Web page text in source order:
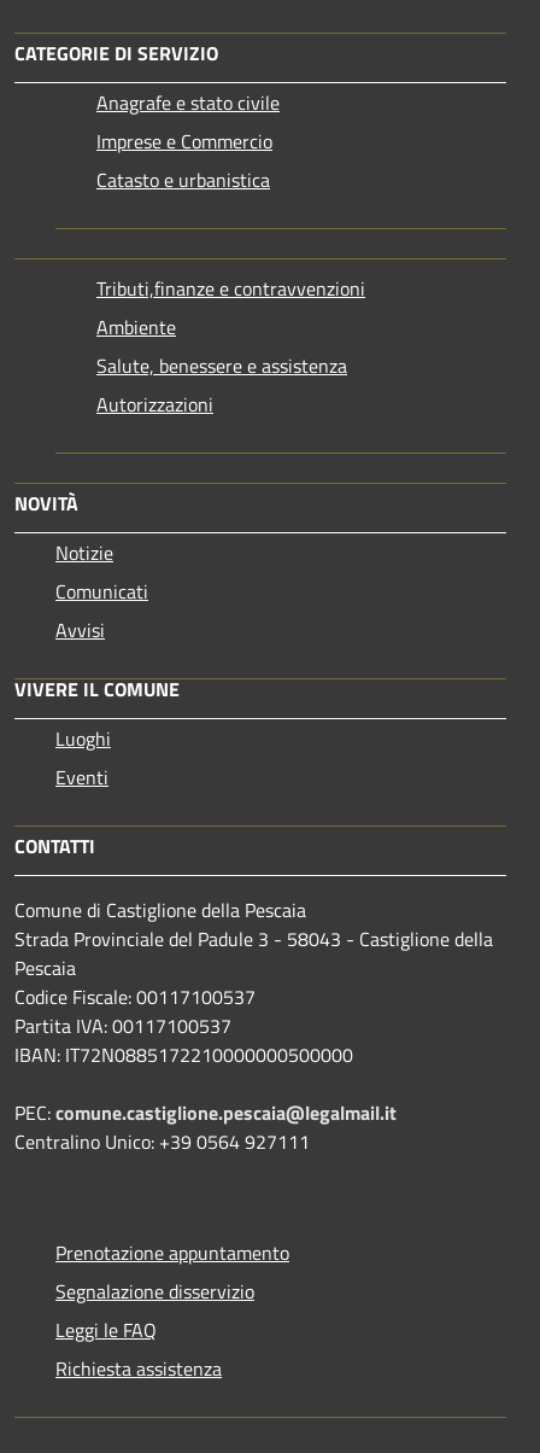
CATEGORIE DI SERVIZIO
Anagrafe e stato civile
Imprese e Commercio
Catasto e urbanistica
Tributi,finanze e contravvenzioni
Ambiente
Salute, benessere e assistenza
Autorizzazioni
NOVITÀ
Notizie
Comunicati
Avvisi
VIVERE IL COMUNE
Luoghi
Eventi
CONTATTI
Comune di Castiglione della Pescaia
Strada Provinciale del Padule 3 - 58043 - Castiglione della
Pescaia
Codice Fiscale: 00117100537
Partita IVA: 00117100537
IBAN: IT72N0885172210000000500000
PEC:comune.castiglione.pescaia@legalmail.it
Centralino Unico: +39 0564 927111
Prenotazione appuntamento
Segnalazione disservizio
Leggi le FAQ
Richiesta assistenza